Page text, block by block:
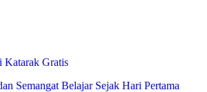
Katarak Gratis
Semangat Belajar Sejak Hari Pertama